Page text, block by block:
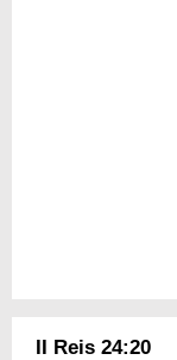
II Reis 24:20